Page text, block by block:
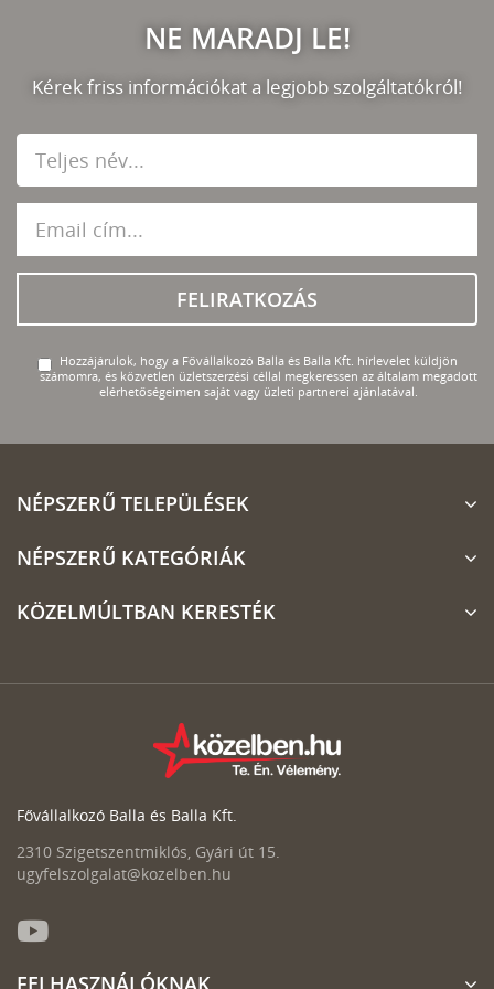
NE MARADJ LE!
Kérek friss információkat a legjobb szolgáltatókról!
FELIRATKOZÁS
Hozzájárulok, hogy a Fővállalkozó Balla és Balla Kft. hírlevelet küldjön
számomra, és közvetlen üzletszerzési céllal megkeressen az általam megadott
elérhetőségeimen saját vagy üzleti partnerei ajánlatával.
NÉPSZERŰ TELEPÜLÉSEK
NÉPSZERŰ KATEGÓRIÁK
KÖZELMÚLTBAN KERESTÉK
Fővállalkozó Balla és Balla Kft.
2310 Szigetszentmiklós, Gyári út 15.
ugyfelszolgalat@kozelben.hu
FELHASZNÁLÓKNAK